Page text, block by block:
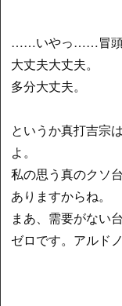
……いやっ……冒頭
大丈夫大丈夫。
多分大丈夫。
というか真打吉宗
よ。
私の思う真のクソ
ありますからね。
まあ、需要がない
ゼロです。アルド